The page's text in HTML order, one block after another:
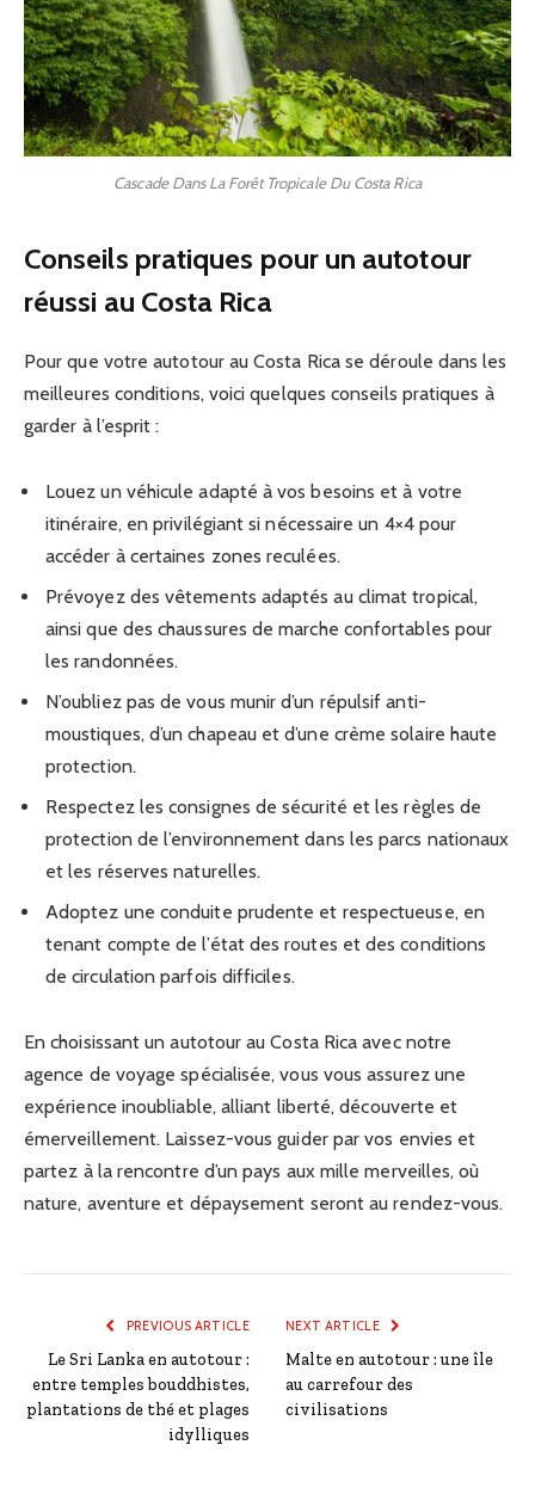
Cascade Dans La Forêt Tropicale Du Costa Rica
Conseils pratiques pour un autotour
réussi au Costa Rica
Pour que votre autotour au Costa Rica se déroule dans les
meilleures conditions, voici quelques conseils pratiques à
garder à l’esprit :
Louez un véhicule adapté à vos besoins et à votre
itinéraire, en privilégiant si nécessaire un 4×4 pour
accéder à certaines zones reculées.
Prévoyez des vêtements adaptés au climat tropical,
ainsi que des chaussures de marche confortables pour
les randonnées.
N’oubliez pas de vous munir d’un répulsif anti-
moustiques, d’un chapeau et d’une crème solaire haute
protection.
Respectez les consignes de sécurité et les règles de
protection de l’environnement dans les parcs nationaux
et les réserves naturelles.
Adoptez une conduite prudente et respectueuse, en
tenant compte de l’état des routes et des conditions
de circulation parfois difficiles.
En choisissant un autotour au Costa Rica avec notre
agence de voyage spécialisée, vous vous assurez une
expérience inoubliable, alliant liberté, découverte et
émerveillement. Laissez-vous guider par vos envies et
partez à la rencontre d’un pays aux mille merveilles, où
nature, aventure et dépaysement seront au rendez-vous.
PREVIOUS ARTICLE
Le Sri Lanka en autotour :
entre temples bouddhistes,
plantations de thé et plages
idylliques
NEXT ARTICLE
Malte en autotour : une île
au carrefour des
civilisations